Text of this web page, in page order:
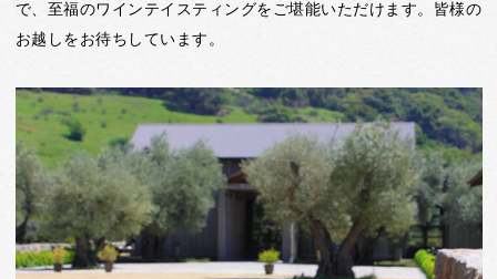
で、至福のワインテイスティングをご堪能いただけます。皆様の
お越しをお待ちしています。